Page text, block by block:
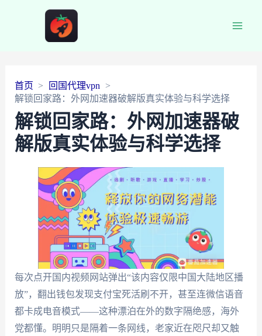
首页
回国代理vpn
解锁回家路：外网加速器破解版真实体验与科学选择
解锁回家路：外网加速器破
解版真实体验与科学选择
每次点开国内视频网站弹出“该内容仅限中国大陆地区播
放”，翻出钱包发现支付宝死活刷不开，甚至连微信语音
都卡成电音模式——这种漂泊在外的数字隔绝感，海外
党都懂。明明只是隔着一条网线，老家近在咫尺却又触